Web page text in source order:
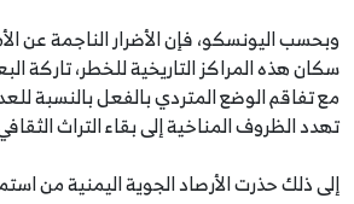
وبحسب اليونسكو، فإن الأضرار الناجمة عن
سكان هذه المراكز التاريخية للخطر، تاركة
مع تفاقم الوضع المتردي بالفعل بالنسبة
تهدد الظروف المناخية إلى بقاء التراث
إلى ذلك حذرت الأرصاد الجوية اليمنية من